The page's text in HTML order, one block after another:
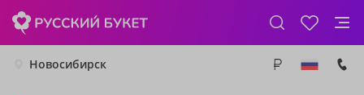
Новосибирск